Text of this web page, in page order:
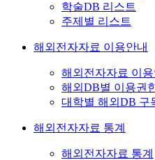
학술DB 리스트
주제별 리스트
해외전자자료 이용안내
해외전자자료 이용
해외DB별 이용권
대학별 해외DB 구
해외전자자료 통계
해외전자자료 통계